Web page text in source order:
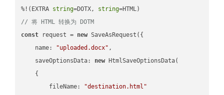
%!(EXTRA string=DOTX, string
// 将 HTML 转换为 DOTM
const request = new SaveAsRequest({
name: "uploaded.docx" ,
saveOptionsData: new HtmlSaveOptionsData(
    {
fileName:
"destination.html"